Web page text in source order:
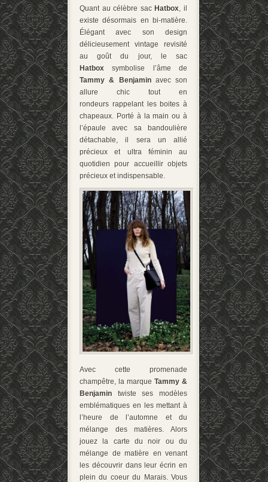
Quant au célèbre sacHatbox , il
existe désormais en bi-matière.
Élégant avec son design
délicieusement vintage revisité
au goût du jour, le sac
Hatbox symbolise l’âme de
Tammy & Benjaminavec son
allure chic tout en
rondeurs rappelant les boites à
chapeaux. Porté à la main ou à
l’épaule avec sa bandoulière
détachable, il sera un allié
précieux et ultra féminin au
quotidien pour accueillir objets
précieux et indispensable.
Avec cette promenade
champêtre, la marque Tammy &
Benjamin twiste ses modèles
emblématiques en les mettant à
l’heure de l’automne et du
mélange des matières. Alors
jouez la carte du noir ou du
mélange de matière en venant
les découvrir dans leur écrin en
plein du coeur du Marais. Vous